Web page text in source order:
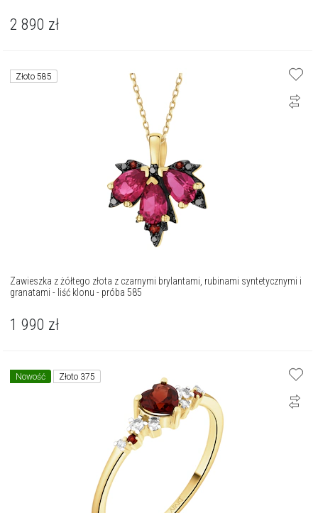
2 890 zł
Złoto 585
Zawieszka z żółtego złota z czarnymi brylantami, rubinami syntetycznymi i
granatami - liść klonu - próba 585
1 990 zł
Nowość Złoto 375